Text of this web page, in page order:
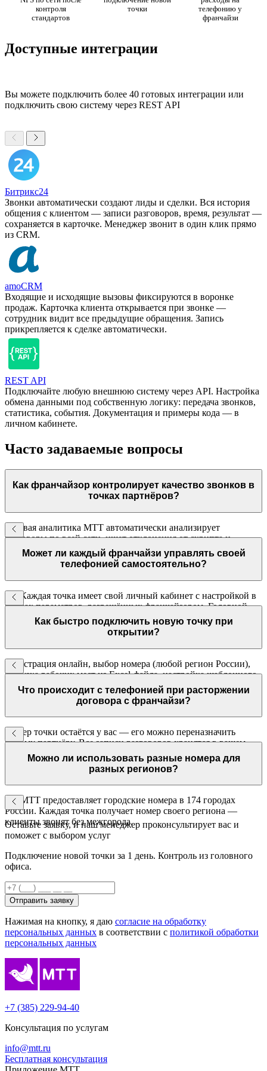
контроля
стандартов
точки
телефонию у
франчайзи
Доступные интеграции
Вы можете подключить более 40 готовых интеграции или
подключить свою систему через REST API
Битрикс24
Звонки автоматически создают лиды и сделки. Вся история
общения с клиентом — записи разговоров, время, результат —
сохраняется в карточке. Менеджер звонит в один клик прямо
из CRM.
amoCRM
Входящие и исходящие вызовы фиксируются в воронке
продаж. Карточка клиента открывается при звонке —
сотрудник видит все предыдущие обращения. Запись
прикрепляется к сделке автоматически.
REST API
Подключайте любую внешнюю систему через API. Настройка
обмена данными под собственную логику: передача звонков,
статистика, события. Документация и примеры кода — в
личном кабинете.
Часто задаваемые вопросы
Как франчайзор контролирует качество звонков в
точках партнёров?
Речевая аналитика МТТ автоматически анализирует
разговоры по всей сети, ищет отклонения от скрипта и
формирует рейтинг точек. Франчайзор видит сводный отчёт
без прослушивания звонков.
Может ли каждый франчайзи управлять своей
телефонией самостоятельно?
Да. Каждая точка имеет свой личный кабинет с настройкой в
рамках параметров, разрешённых франчайзором. Головной
офис видит всю сеть в одном дашборде.
Как быстро подключить новую точку при
открытии?
Регистрация онлайн, выбор номера (любой регион России),
загрузка рабочих мест из Excel-файла, настройка шаблонного
IVR. Всё занимает один рабочий день.
Что происходит с телефонией при расторжении
договора с франчайзи?
Номер точки остаётся у вас — его можно переназначить
новому партнёру. Все записи разговоров хранятся в вашем
личном кабинете и доступны в любое время.
Можно ли использовать разные номера для
разных регионов?
Да. МТТ предоставляет городские номера в 174 городах
России. Каждая точка получает номер своего региона —
клиенты звонят без межгорода.
Оставьте заявку, и наш менеджер проконсультирует вас и
поможет с выбором услуг
Подключение новой точки за 1 день. Контроль из головного
офиса.
Отправить заявку
Нажимая на кнопку, я даю согласие на обработку
персональных данных в соответствии с политикой обработки
персональных данных
+7 (385) 229-94-40
Консультация по услугам
info@mtt.ru
Бесплатная консультация